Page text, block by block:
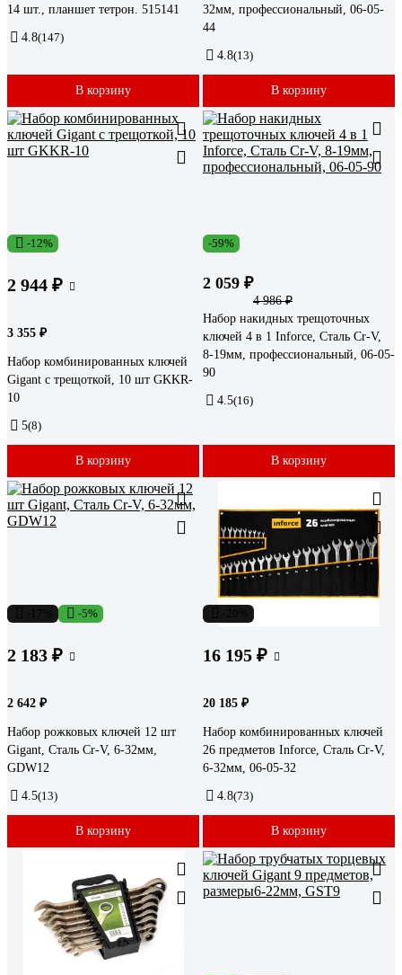
14 шт., планшет тетрон. 515141
4.8(147)
В корзину
32мм, профессиональный, 06-05-
44
4.8(13)
В корзину
-12%
2 944 ₽
3 355 ₽
Набор комбинированных ключей
Gigant с трещоткой, 10 шт GKKR-
10
5(8)
В корзину
-59%
2 059 ₽
4 986 ₽
Набор накидных трещоточных
ключей 4 в 1 Inforce, Сталь Cr-V,
8-19мм, профессиональный, 06-05-
90
4.5(16)
В корзину
-5%
2 183 ₽
2 642 ₽
Набор рожковых ключей 12 шт
Gigant, Сталь Cr-V, 6-32мм,
GDW12
4.5(13)
В корзину
16 195 ₽
20 185 ₽
Набор комбинированных ключей
26 предметов Inforce, Сталь Cr-V,
6-32мм, 06-05-32
4.8(73)
В корзину